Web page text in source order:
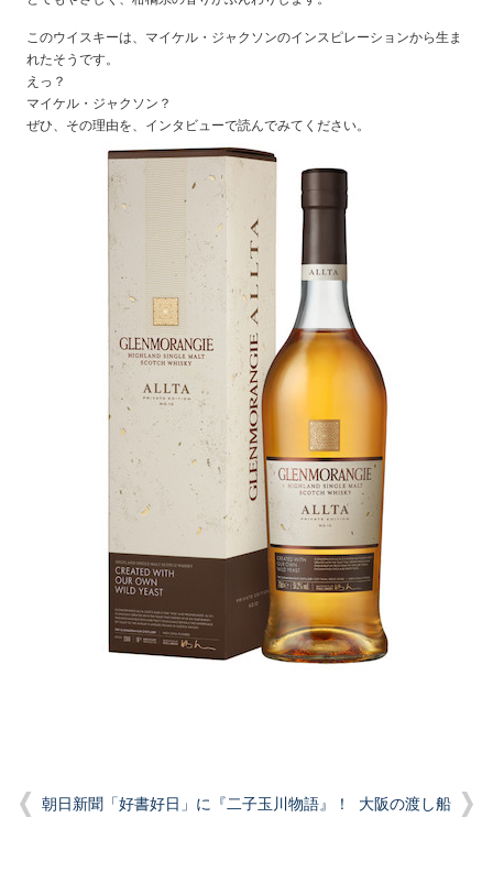
このウイスキーは、マイケル・ジャクソンのインスピレーションから生ま
れたそうです。
えっ？
マイケル・ジャクソン？
ぜひ、その理由を、インタビューで読んでみてください。
朝日新聞「好書好日」に『二子玉川物語』！ 大阪の渡し船